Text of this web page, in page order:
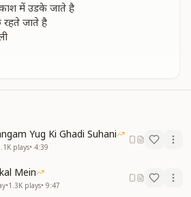
में उडके जाते है
रहते जाते है
क्या चमक रहा है सूक्ष्म बिंदु दिव्य सितारा
Yug Ki Ghadi Suhani
plays• 4:39
Mein
•1.3K plays• 9:47